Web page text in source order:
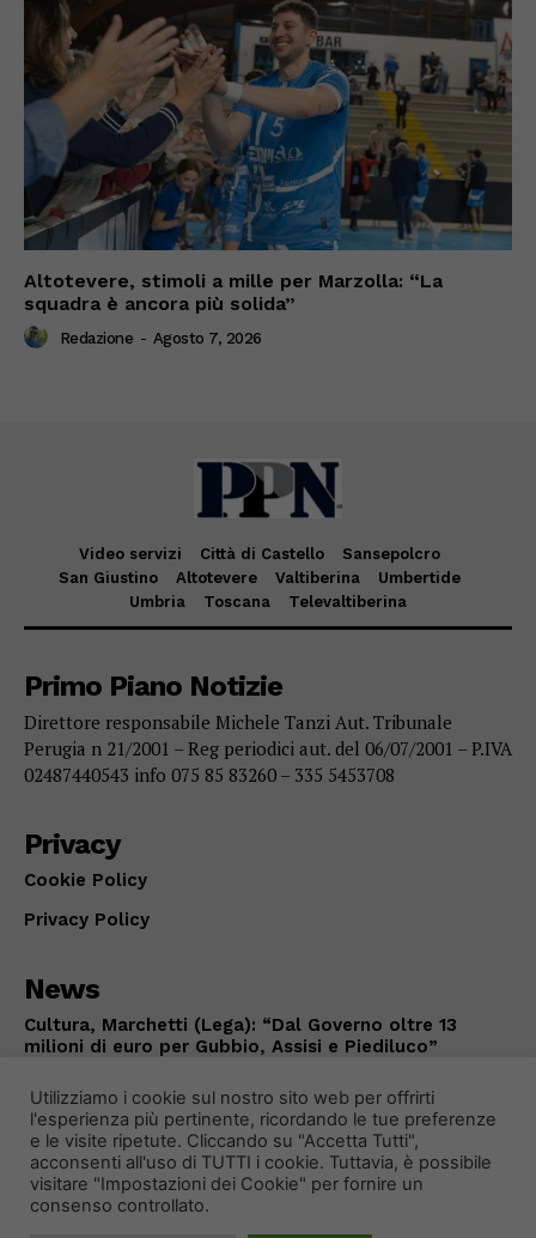
Altotevere, stimoli a mille per Marzolla: “La
squadra è ancora più solida”
Redazione - Agosto 7, 2026
Video servizi Città di Castello
Sansepolcro
San Giustino
Altotevere Valtiberina
Umbertide
Umbria
Toscana Televaltiberina
Primo Piano Notizie
Direttore responsabile Michele Tanzi Aut. Tribunale
Perugia n 21/2001 – Reg periodici aut. del 06/07/2001 – P.IVA
02487440543 info 075 85 83260 – 335 5453708
Privacy
Cookie Policy
Privacy Policy
News
Cultura, Marchetti (Lega): “Dal Governo oltre 13
milioni di euro per Gubbio, Assisi e Piediluco”
Utilizziamo i cookie sul nostro sito web per offrirti
l'esperienza più pertinente, ricordando le tue preferenze
e le visite ripetute. Cliccando su "Accetta Tutti",
acconsenti all'uso di TUTTI i cookie. Tuttavia, è possibile
visitare "Impostazioni dei Cookie" per fornire un
consenso controllato.